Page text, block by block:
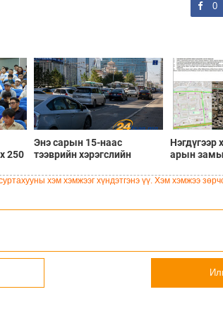
0
250
Энэ сарын 15-наас
тээврийн хэрэгслийн
сондгой ангиллаар
Нэгдүгээр
арын
түр хааж,
хэм хэмжээг хүндэтгэнэ үү. Хэм хэмжээ